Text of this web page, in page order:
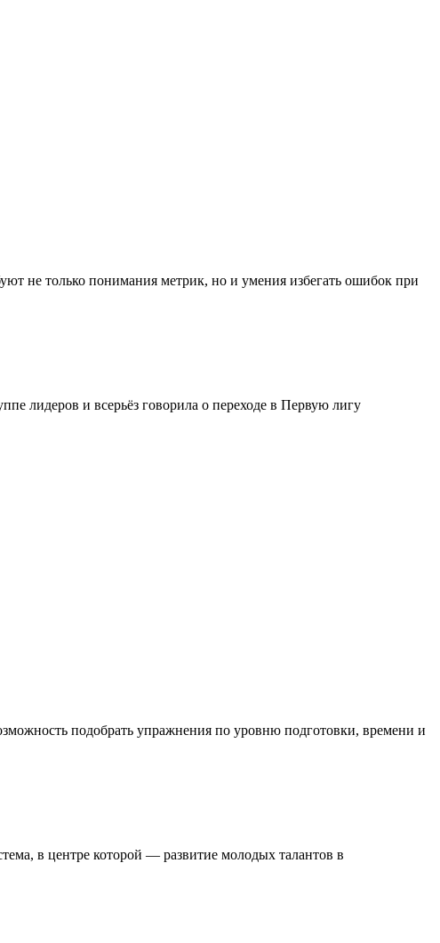
не только понимания метрик, но и умения избегать ошибок при
лидеров и всерьёз говорила о переходе в Первую лигу
подобрать упражнения по уровню подготовки, времени и
в центре которой — развитие молодых талантов в